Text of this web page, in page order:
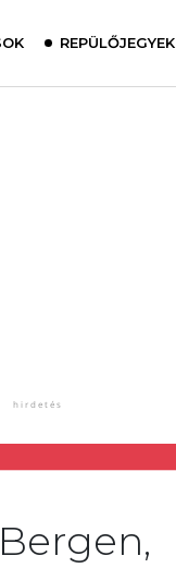
REPÜLŐJEGYEK